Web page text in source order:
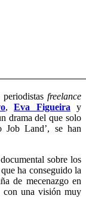
freelance
,Eva Figueira y
drama del que solo
Land’, se han
sobre los
ha conseguido la
de mecenazgo en
con una visión muy